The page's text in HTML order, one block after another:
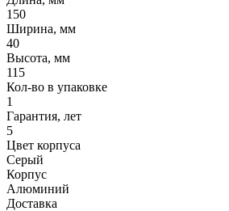
150
Ширина, мм
40
Высота, мм
115
Кол-во в упаковке
1
Гарантия, лет
5
Цвет корпуса
Серый
Корпус
Алюминий
Доставка